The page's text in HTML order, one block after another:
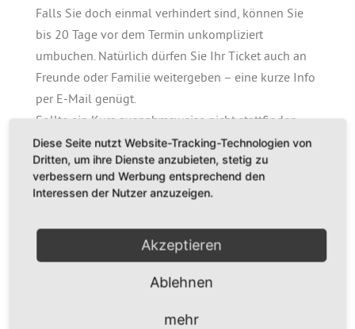
Falls Sie doch einmal verhindert sind, können Sie
bis 20 Tage vor dem Termin unkompliziert
umbuchen. Natürlich dürfen Sie Ihr Ticket auch an
Freunde oder Familie weitergeben – eine kurze Info
per E-Mail genügt.
Sollte ein Kurs ausnahmsweise nicht stattfinden,
bekommen Sie Ihr Geld zurück oder einen
Gutschein für einen anderen Kurs bzw. unseren
Gewürzshop.
dieser selbstverständlich seinen Wert.
Diese Seite nutzt Website-Tracking-Technologien von
Dritten, um ihre Dienste anzubieten, stetig zu
verbessern und Werbung entsprechend den
Interessen der Nutzer anzuzeigen.
Akzeptieren
Ablehnen
mehr